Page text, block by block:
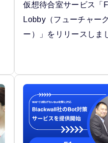
仮想待合室サービス「
Lobby（フューチャー
ー）」をリリースしま